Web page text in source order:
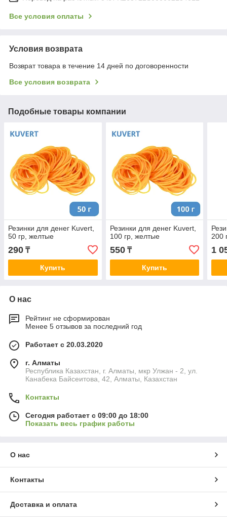
Все условия оплаты
Условия возврата
Возврат товара в течение 14 дней по договоренности
Все условия возврата
Подобные товары компании
Резинки для денег Kuvert,
50 гр, желтые
290 ₸
Купить
Резинки для денег Kuvert,
100 гр, желтые
550₸
Купить
200
1
О нас
Рейтинг не сформирован
Менее 5 отзывов за последний год
Работает с 20.03.2020
г. Алматы
Республика Казахстан, г. Алматы, мкр Улжан - 2, ул.
Канабека Байсеитова, 42, Алматы, Казахстан
Контакты
Сегодня работает с 09:00 до 18:00
Показать весь график работы
О нас
Контакты
Доставка и оплата